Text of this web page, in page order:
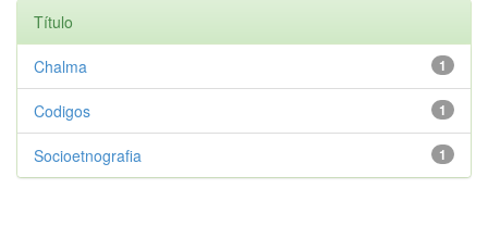
Título
1
Chalma
1
Codigos
1
Socioetnografia